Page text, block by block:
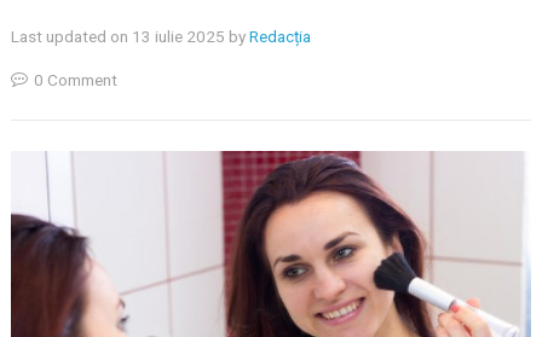
Last updated on 13 iulie 2025 byRedacția
0 Comment